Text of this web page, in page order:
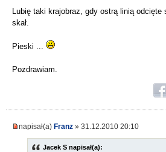
Lubię taki krajobraz, gdy ostrą linią odcięte
skał.
Pieski ...
Pozdrawiam.
napisał(a) Franz » 31.12.2010 20:10
Jacek S napisał(a):